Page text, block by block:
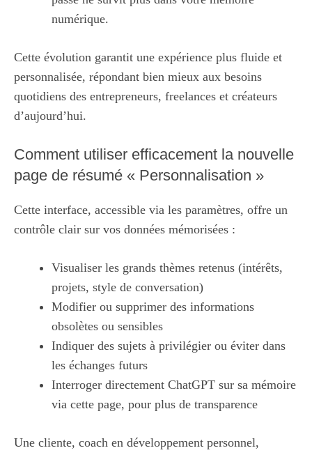
numérique.
Cette évolution garantit une expérience plus fluide et
personnalisée, répondant bien mieux aux besoins
quotidiens des entrepreneurs, freelances et créateurs
d’aujourd’hui.
Comment utiliser efficacement la nouvelle
page de résumé « Personnalisation »
Cette interface, accessible via les paramètres, offre un
contrôle clair sur vos données mémorisées :
Visualiser les grands thèmes retenus (intérêts,
projets, style de conversation)
Modifier ou supprimer des informations
obsolètes ou sensibles
Indiquer des sujets à privilégier ou éviter dans
les échanges futurs
Interroger directement ChatGPT sur sa mémoire
via cette page, pour plus de transparence
Une cliente, coach en développement personnel,